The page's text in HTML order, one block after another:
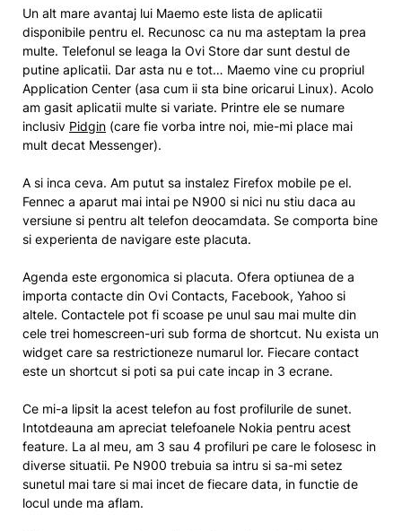
Un alt mare avantaj lui Maemo este lista de aplicatii
disponibile pentru el. Recunosc ca nu ma asteptam la prea
multe. Telefonul se leaga la Ovi Store dar sunt destul de
putine aplicatii. Dar asta nu e tot… Maemo vine cu propriul
Application Center (asa cum ii sta bine oricarui Linux). Acolo
am gasit aplicatii multe si variate. Printre ele se numare
inclusiv Pidgin (care fie vorba intre noi, mie-mi place mai
mult decat Messenger).
A si inca ceva. Am putut sa instalez Firefox mobile pe el.
Fennec a aparut mai intai pe N900 si nici nu stiu daca au
versiune si pentru alt telefon deocamdata. Se comporta bine
si experienta de navigare este placuta.
Agenda este ergonomica si placuta. Ofera optiunea de a
importa contacte din Ovi Contacts, Facebook, Yahoo si
altele. Contactele pot fi scoase pe unul sau mai multe din
cele trei homescreen-uri sub forma de shortcut. Nu exista un
widget care sa restrictioneze numarul lor. Fiecare contact
este un shortcut si poti sa pui cate incap in 3 ecrane.
Ce mi-a lipsit la acest telefon au fost profilurile de sunet.
Intotdeauna am apreciat telefoanele Nokia pentru acest
feature. La al meu, am 3 sau 4 profiluri pe care le folosesc in
diverse situatii. Pe N900 trebuia sa intru si sa-mi setez
sunetul mai tare si mai incet de fiecare data, in functie de
locul unde ma aflam.